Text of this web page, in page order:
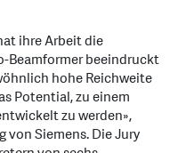
ihre Arbeit die
Beamformer beeindruckt
hohe Reichweite
Potential, zu einem
zu werden»,
von Siemens. Die Jury